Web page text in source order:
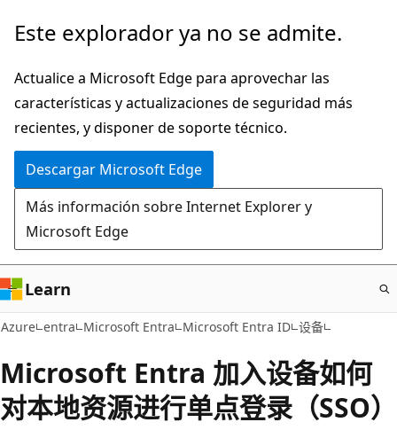
Ir
contenido
principal
Este explorador ya no se admite.
Actualice a Microsoft Edge para aprovechar las
características y actualizaciones de seguridad más
recientes, y disponer de soporte técnico.
Descargar Microsoft Edge
Más información sobre Internet Explorer y
Microsoft Edge
Learn
Azure entra Microsoft Entra Microsoft Entra ID 设备
Microsoft Entra 加入设备如何
对本地资源进行单点登录（SSO）